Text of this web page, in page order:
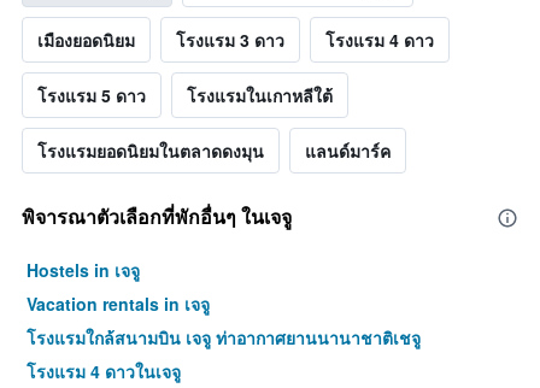
เมืองยอดนิยม โรงแรม 3 ดาว โรงแรม 4 ดาว
โรงแรม 5 ดาว โรงแรมในเกาหลีใต้
โรงแรมยอดนิยมในตลาดดงมุน แลนด์มาร์ค
พิจารณาตัวเลือกที่พักอื่นๆ ในเจจู
Hostels in เจจู
Vacation rentals in เจจู
โรงแรมใกล้สนามบิน เจจู ท่าอากาศยานนานาชาติเชจู
โรงแรม 4 ดาวในเจจู